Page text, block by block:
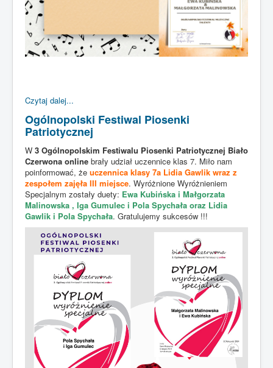
Czytaj dalej...
Ogólnopolski Festiwal Piosenki
Patriotycznej
W 3 Ogólnopolskim Festiwalu Piosenki Patriotycznej Biało
Czerwona online brały udział uczennice klas 7. Miło nam
poinformować, że uczennica klasy 7a Lidia Gawlik wraz z
zespołem zajęła III miejsce. Wyróżnione Wyróżnieniem
Specjalnym zostały duety: Ewa Kubińska i Małgorzata
Malinowska , Iga Gumulec i Pola Spychała oraz Lidia
Gawlik i Pola Spychała. Gratulujemy sukcesów !!!